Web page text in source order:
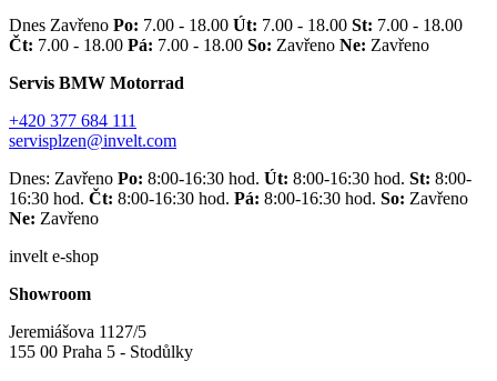
Dnes Zavřeno Po: 7.00 - 18.00 Út: 7.00 - 18.00 St: 7.00 - 18.00
Čt: 7.00 - 18.00 Pá: 7.00 - 18.00 So: Zavřeno Ne: Zavřeno
Servis BMW Motorrad
+420 377 684 111
servisplzen@invelt.com
Dnes: Zavřeno Po: 8:00-16:30 hod. Út: 8:00-16:30 hod. St: 8:00-
16:30 hod. Čt: 8:00-16:30 hod. Pá: 8:00-16:30 hod. So: Zavřeno
Ne: Zavřeno
invelt e-shop
Showroom
Jeremiášova 1127/5
155 00 Praha 5 - Stodůlky